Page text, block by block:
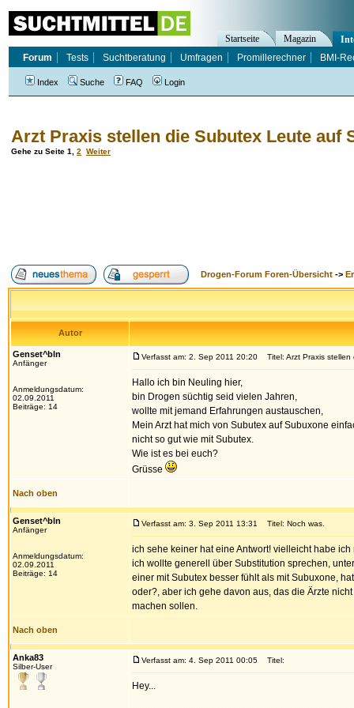
Arzt Praxis stellen die Subutex Leute auf
Gehe zu Seite 1 2 Weiter
Drogen-Forum Foren-Übersicht ->
Autor
Genset^bln
Anfänger
Anmeldungsdatum:
02.09.2011
Beiträge: 14
Verfasst am: 2. Sep 2011 20:20 Titel: Arzt Praxis
Hallo ich bin Neuling hier,
bin Drogen süchtig seid vielen Jahren,
wollte mit jemand Erfahrungen austauschen,
Mein Arzt hat mich von Subutex auf Subuxone
nicht so gut wie mit Subutex.
Wie ist es bei euch?
Grüsse
Nach oben
Genset^bln
Anfänger
Anmeldungsdatum:
02.09.2011
Beiträge: 14
Verfasst am: 3. Sep 2011 13:31 Titel: Noch was.
ich sehe keiner hat eine Antwort! vielleicht habe
ich wollte generell über Substitution sprechen,
einer mit Subutex besser fühlt als mit Subuxone,
oder?, aber ich gehe davon aus, das die Ärzte
machen sollen.
Nach oben
Anka83
Silber-User
Verfasst am: 4. Sep 2011 00:05 Titel:
Hey...
Startseite Magazin
Forum
Tests Suchtberatung Umfragen Promillerechner BMI-
Index Suche FAQ Login